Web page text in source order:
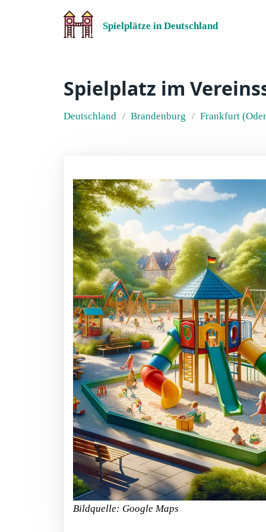
Spielplätze in Deutschland
Spielplatz im
Deutschland Brandenburg Frankfurt
Bildquelle: Google Maps